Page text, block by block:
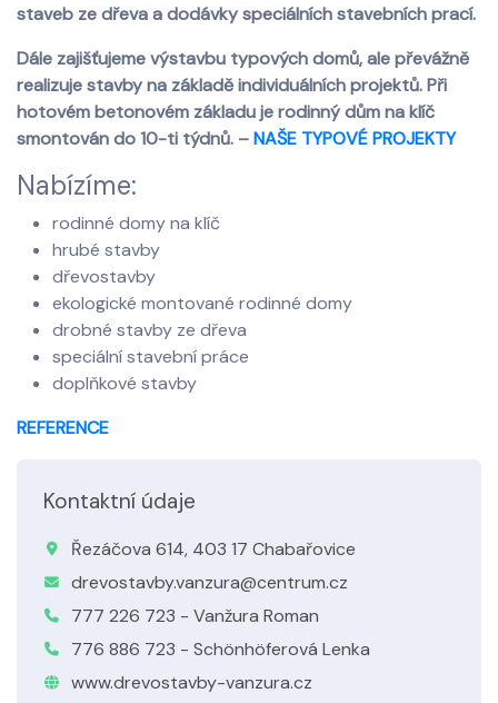
staveb ze dřeva a dodávky speciálních stavebních prací.
Dále zajišťujeme výstavbu typových domů, ale převážně
realizuje stavby na základě individuálních projektů. Při
hotovém betonovém základu je rodinný dům na klíč
smontován do 10-ti týdnů. –NAŠE TYPOVÉ PROJEKTY
Nabízíme:
rodinné domy na klíč
hrubé stavby
dřevostavby
ekologické montované rodinné domy
drobné stavby ze dřeva
speciální stavební práce
doplňkové stavby
REFERENCE
Kontaktní údaje
Řezáčova 614, 403 17 Chabařovice
drevostavby.vanzura@centrum.cz
777 226 723 - Vanžura Roman
776 886 723 - Schönhöferová Lenka
www.drevostavby-vanzura.cz